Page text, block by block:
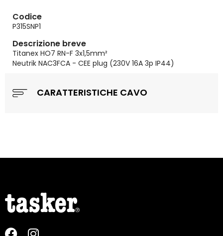
Codice
P315SNP1
Descrizione breve
Titanex HO7 RN-F 3x1,5mm²
Neutrik NAC3FCA - CEE plug (230V 16A 3p IP44)
CARATTERISTICHE CAVO